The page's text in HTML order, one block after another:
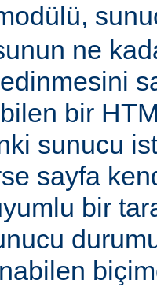
ne
bir
sunucu
sayfa
bir